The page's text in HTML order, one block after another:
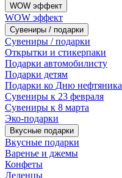
WOW эффект
WOW эффект
Сувениры / подарки
Сувениры / подарки
Открытки и стикерпаки
Подарки автомобилисту
Подарки детям
Подарки ко Дню нефтяника
Сувениры к 23 февраля
Сувениры к 8 марта
Эко-подарки
Вкусные подарки
Вкусные подарки
Варенье и джемы
Конфеты
Леденцы